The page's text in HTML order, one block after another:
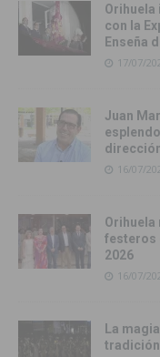
Orihuela
con la
Enseña
17/07/
Juan
16/07/
festeros
2026
16/07/
La
tradición